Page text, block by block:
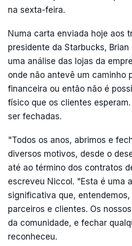
na sexta-feira.
Numa carta enviada hoje aos
presidente da Starbucks,
uma análise das lojas da
onde não antevê um caminho
financeira ou então não é
físico que os clientes
ser fechadas.
"Todos os anos, abrimos e
diversos motivos, desde o
até ao término dos contratos
escreveu Niccol. "Esta é uma
significativa que,
parceiros e clientes. Os
da comunidade, e fechar
reconheceu.